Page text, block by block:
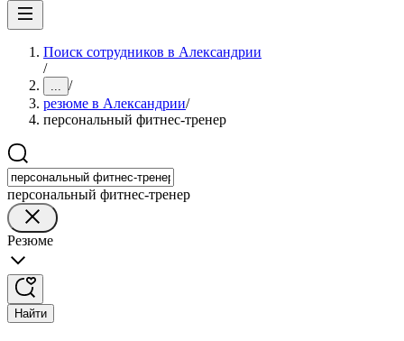
Поиск сотрудников в Александрии
/
... /
резюме в Александрии/
персональный фитнес-тренер
персональный фитнес-тренер
Резюме
Найти